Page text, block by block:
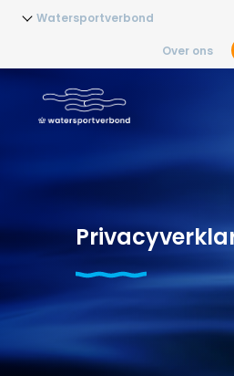
Watersportverbond
Over ons